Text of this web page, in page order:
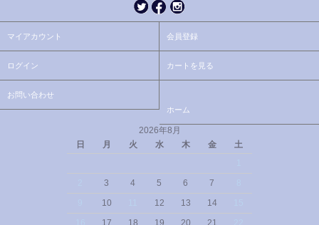
マイアカウント 会員登録
ログイン カートを見る
お問い合わせ
ホーム
2026年8月
日
月 火 水 木 金
土
3 4 5 6 7
10 12 13 14
17 18 19 20 21